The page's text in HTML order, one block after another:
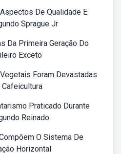
De Qualidade E
Sprague Jr
Da Primeira Geração Do
Exceto
Foram Devastadas
Cafeicultura
Praticado Durante
Reinado
O Sistema De
Horizontal